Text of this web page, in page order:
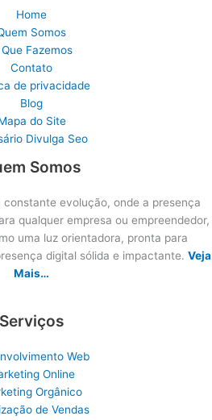
Home
Somos
Que Fazemos
Contato
de privacidade
Blog
do Site
Divulga Seo
Somos
evolução, onde a presença
qualquer empresa ou empreendedor,
uma luz orientadora, pronta para
digital sólida e impactante. Veja
Mais…
Serviços
Web
Online
Orgânico
de Vendas